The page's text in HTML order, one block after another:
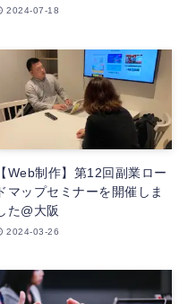
2024-07-18
【Web制作】第12回副業ロー
ドマップセミナーを開催しま
た@大阪
2024-03-26